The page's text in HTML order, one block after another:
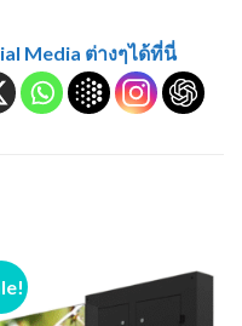
Media ต่างๆได้ที่นี่